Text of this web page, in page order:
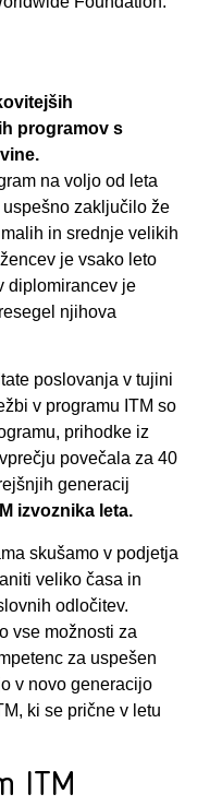
programov s
na voljo od leta
zaključilo že
in srednje velikih
je vsako leto
diplomirancev je
njihova
poslovanja v tujini
v programu ITM so
prihodke iz
povečala za 40
generacij
izvoznika leta.
skušamo v podjetja
veliko časa in
odločitev.
vse možnosti za
za uspešen
v novo generacijo
ki se prične v letu
ITM